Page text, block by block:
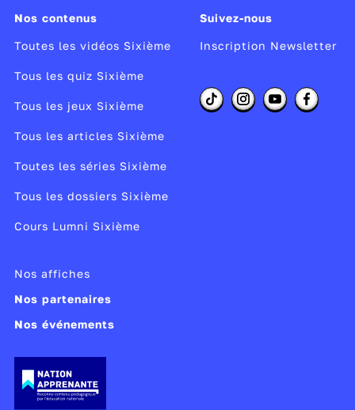
Nos contenus
Toutes les vidéos Sixième
Tous les quiz Sixième
Tous les jeux Sixième
Tous les articles Sixième
Toutes les séries Sixième
Tous les dossiers Sixième
Cours Lumni Sixième
Suivez-nous
Inscription Newsletter
Nos affiches
Nos partenaires
Nos événements